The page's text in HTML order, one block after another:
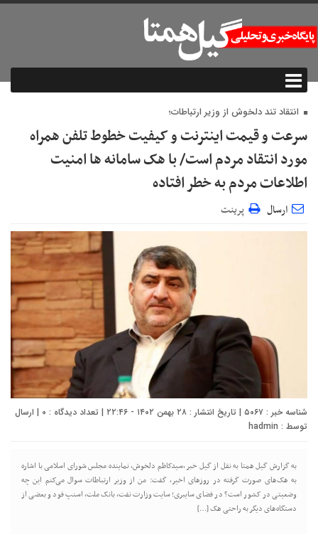
انتقاد تند دلخوش از وزیر ارتباطات؛
سرعت و قیمت اینترنت و کیفیت خطوط تلفن همراه
مورد انتقاد مردم است/ با هک سامانه ها امنیت
اطلاعات مردم به خطر افتاده
ارسال پرینت
شناسه خبر : ۵۰۶۷ | تاریخ انتشار : ۲۸ بهمن ۱۴۰۲ - ۲۲:۴۶ | تعداد دیدگاه : ۰ | ارسال
توسط : hadmin
به گزارش گیل همتا به نقل از گیل خبر ،سیدکاظم دلخوش، نماینده مجلس شورای اسلامی با اشاره
به هک‌های صورت گرفته در روزهای اخیر، گفت: من از وزیر ارتباطات سوال می‌کنم این چه
وضعیتی در کشور است؟ در فضای سایبری؛ سایت وزارت نفت، بانک ملت، اسنپ فود و بعضی از
دستگاه‌های دیگر به راحتی هک […]